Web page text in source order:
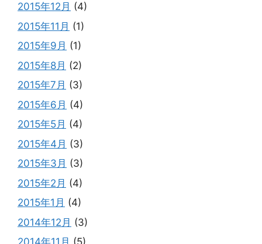
2015年12月 (4)
2015年11月 (1)
2015年9月 (1)
2015年8月 (2)
2015年7月 (3)
2015年6月 (4)
2015年5月 (4)
2015年4月 (3)
2015年3月 (3)
2015年2月 (4)
2015年1月 (4)
2014年12月 (3)